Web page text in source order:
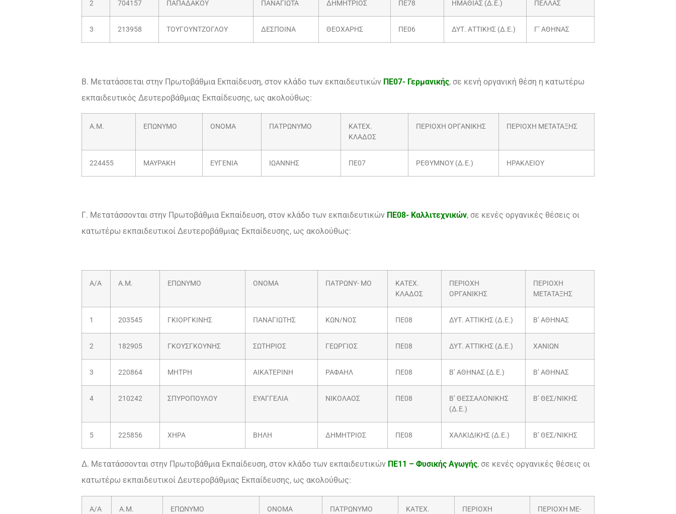
2 704157 ΠΑΠΑΔΑΚΟΥ ΠΑΝΑΓΙΩΤΑ ΔΗΜΗΤΡΙΟΣ ΠΕ78 ΗΜΑΘΙΑΣ (Δ.Ε.) ΠΕΛΛΑΣ
3 213958 ΤΟΥΓΟΥΝΤΖΟΓΛΟΥ ΔΕΣΠΟΙΝΑ ΘΕΟΧΑΡΗΣ ΠΕ06 ΔΥΤ. ΑΤΤΙΚΗΣ (Δ.Ε.) Γ’ ΑΘΗΝΑΣ
Β. Μετατάσσεται στην Πρωτοβάθμια Εκπαίδευση, στον κλάδο των εκπαιδευτικών ΠΕ07- Γερμανικής, σε κενή οργανική θέση η κατωτέρω
εκπαιδευτικός Δευτεροβάθμιας Εκπαίδευσης, ως ακολούθως:
Α.Μ. ΕΠΩΝΥΜΟ ΟΝΟΜΑ ΠΑΤΡΩΝΥΜΟ
ΚΑΤΕΧ.
ΚΛΑΔΟΣ
ΠΕΡΙΟΧΗ ΟΡΓΑΝΙΚΗΣ ΠΕΡΙΟΧΗ ΜΕΤΑΤΑΞΗΣ
224455 ΜΑΥΡΑΚΗ ΕΥΓΕΝΙΑ ΙΩΑΝΝΗΣ ΠΕ07 ΡΕΘΥΜΝΟΥ (Δ.Ε.) ΗΡΑΚΛΕΙΟΥ
Γ. Μετατάσσονται στην Πρωτοβάθμια Εκπαίδευση, στον κλάδο των εκπαιδευτικών ΠΕ08- Καλλιτεχνικών, σε κενές οργανικές θέσεις οι
κατωτέρω εκπαιδευτικοί Δευτεροβάθμιας Εκπαίδευσης, ως ακολούθως:
Α/Α Α.Μ. ΕΠΩΝΥΜΟ ΟΝΟΜΑ ΠΑΤΡΩΝΥ- ΜΟ
ΚΑΤΕΧ.
ΚΛΑΔΟΣ
ΠΕΡΙΟΧΗ
ΟΡΓΑΝΙΚΗΣ
ΠΕΡΙΟΧΗ
ΜΕΤΑΤΑΞΗΣ
1 203545 ΓΚΙΟΡΓΚΙΝΗΣ ΠΑΝΑΓΙΩΤΗΣ ΚΩΝ/ΝΟΣ ΠΕ08 ΔΥΤ. ΑΤΤΙΚΗΣ (Δ.Ε.) Β’ ΑΘΗΝΑΣ
2 182905 ΓΚΟΥΣΓΚΟΥΝΗΣ ΣΩΤΗΡΙΟΣ ΓΕΩΡΓΙΟΣ ΠΕ08 ΔΥΤ. ΑΤΤΙΚΗΣ (Δ.Ε.) ΧΑΝΙΩΝ
3 220864 ΜΗΤΡΗ ΑΙΚΑΤΕΡΙΝΗ ΡΑΦΑΗΛ ΠΕ08 Β’ ΑΘΗΝΑΣ (Δ.Ε.) Β’ ΑΘΗΝΑΣ
4 210242 ΣΠΥΡΟΠΟΥΛΟΥ ΕΥΑΓΓΕΛΙΑ ΝΙΚΟΛΑΟΣ ΠΕ08
Β’ ΘΕΣΣΑΛΟΝΙΚΗΣ
(Δ.Ε.)
Β’ ΘΕΣ/ΝΙΚΗΣ
5 225856 ΧΗΡΑ ΒΗΛΗ ΔΗΜΗΤΡΙΟΣ ΠΕ08 ΧΑΛΚΙΔΙΚΗΣ (Δ.Ε.) Β’ ΘΕΣ/ΝΙΚΗΣ
Δ. Μετατάσσονται στην Πρωτοβάθμια Εκπαίδευση, στον κλάδο των εκπαιδευτικών ΠΕ11 – Φυσικής Αγωγής, σε κενές οργανικές θέσεις οι
κατωτέρω εκπαιδευτικοί Δευτεροβάθμιας Εκπαίδευσης, ως ακολούθως:
Α/Α Α.Μ. ΕΠΩΝΥΜΟ ΟΝΟΜΑ ΠΑΤΡΩΝΥΜΟ
ΚΑΤΕΧ.
ΠΕΡΙΟΧΗ
ΠΕΡΙΟΧΗ ΜΕ-